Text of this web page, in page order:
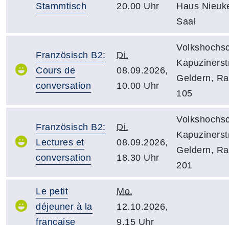
Stammtisch
20.00 Uhr
Haus
Saal
Französisch B2:
Cours de
conversation
Di.
08.09.2026,
10.00 Uhr
Geldern,
105
Französisch B2:
Lectures et
conversation
Di.
08.09.2026,
18.30 Uhr
Geldern,
201
Le petit
déjeuner à la
française
Mo.
12.10.2026,
9.15 Uhr